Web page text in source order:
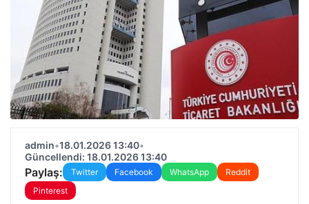
admin•18.01.2026 13:40•
Güncellendi: 18.01.2026 13:40
Paylaş: Twitter Facebook WhatsApp
Reddit
Pinterest